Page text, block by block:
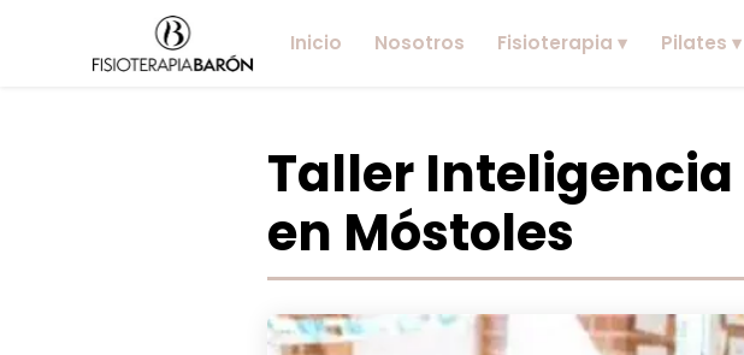
Inicio Nosotros Fisioterapia ▾ Pilates ▾
Taller
en Móstoles